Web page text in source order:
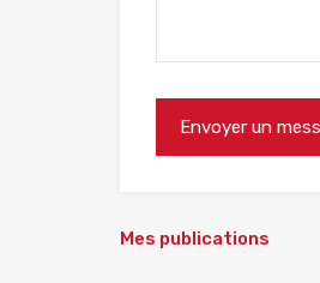
Mes publications